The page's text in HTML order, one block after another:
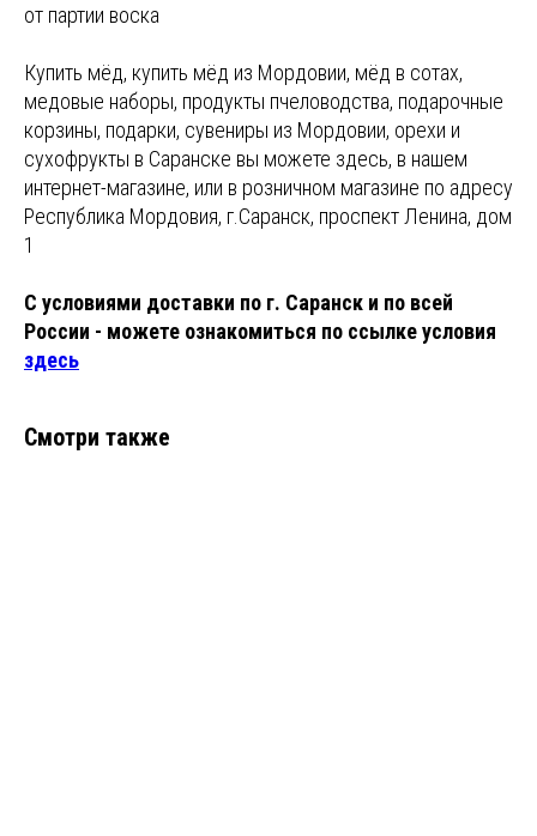
от партии воска
Купить мёд, купить мёд из Мордовии, мёд в сотах,
медовые наборы, продукты пчеловодства, подарочные
корзины, подарки, сувениры из Мордовии, орехи и
сухофрукты в Саранске вы можете здесь, в нашем
интернет-магазине, или в розничном магазине по адресу
Республика Мордовия, г.Саранск, проспект Ленина, дом
1
С условиями доставки по г. Саранск и по всей
России - можете ознакомиться по ссылке условия
здесь
Смотри также